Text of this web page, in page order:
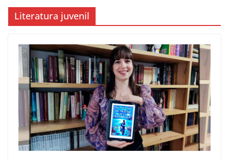
Literatura juvenil